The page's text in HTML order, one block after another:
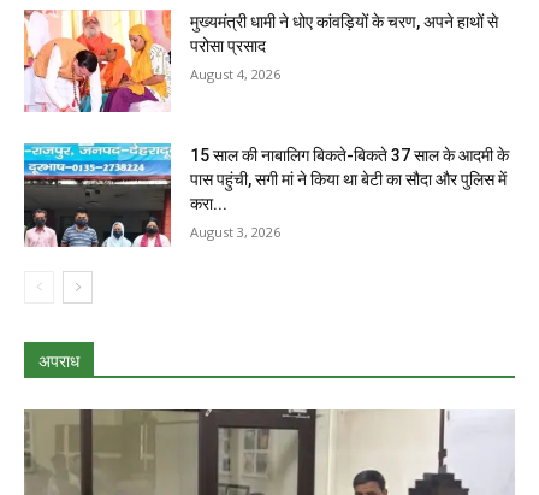
मुख्यमंत्री धामी ने धोए कांवड़ियों के चरण, अपने हाथों से
परोसा प्रसाद
August 4, 2026
15 साल की नाबालिग बिकते-बिकते 37 साल के आदमी के
पास पहुंची, सगी मां ने किया था बेटी का सौदा और पुलिस में
करा...
August 3, 2026
अपराध